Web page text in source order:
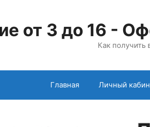
от 3 до 16 -
Как получить
Главная Личный